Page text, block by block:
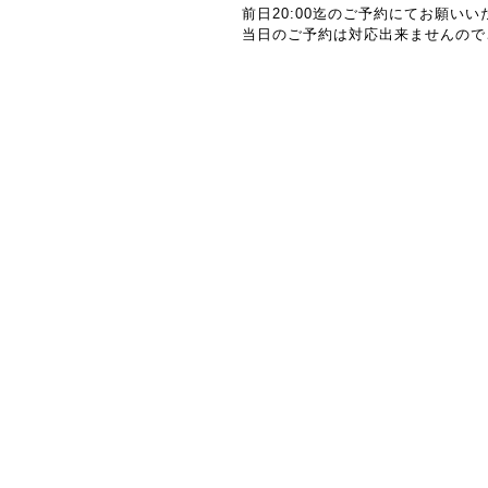
前日20:00迄のご予約にてお願いい
当日のご予約は対応出来ませんので